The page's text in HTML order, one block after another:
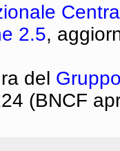
2.5,
del
(BNCF